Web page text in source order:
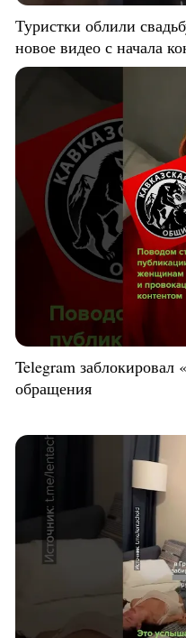
Туристки облили
новое видео с начала
Telegram
обращения